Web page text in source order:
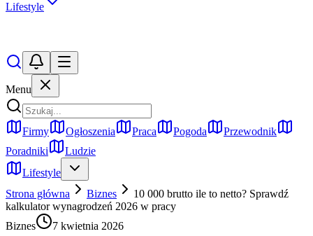
Lifestyle
Menu
Firmy Ogłoszenia Praca Pogoda
Przewodnik
Poradniki
Ludzie
Lifestyle
Strona główna
Biznes
10 000 brutto ile to netto? Sprawdź
kalkulator wynagrodzeń 2026 w pracy
Biznes
7 kwietnia 2026